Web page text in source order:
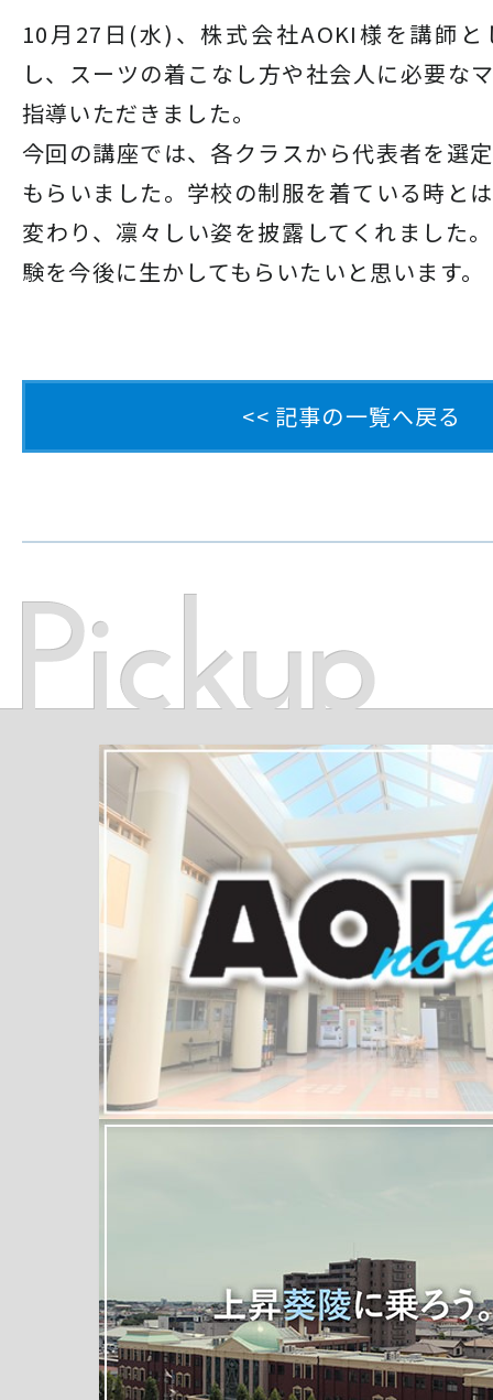
10月27日(水)、株式会社AOKI様を講師と
し、スーツの着こなし方や社会人に必要な
指導いただきました。
今回の講座では、各クラスから代表者を選
もらいました。学校の制服を着ている時と
変わり、凛々しい姿を披露してくれました
験を今後に生かしてもらいたいと思います。
<< 記事の一覧へ戻る